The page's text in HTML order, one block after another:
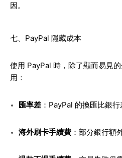
因。
七、PayPal 隱藏成本
使用 PayPal 時，除了顯而易見
用：
匯率差：PayPal 的換匯比銀行
海外刷卡手續費：部分銀行額